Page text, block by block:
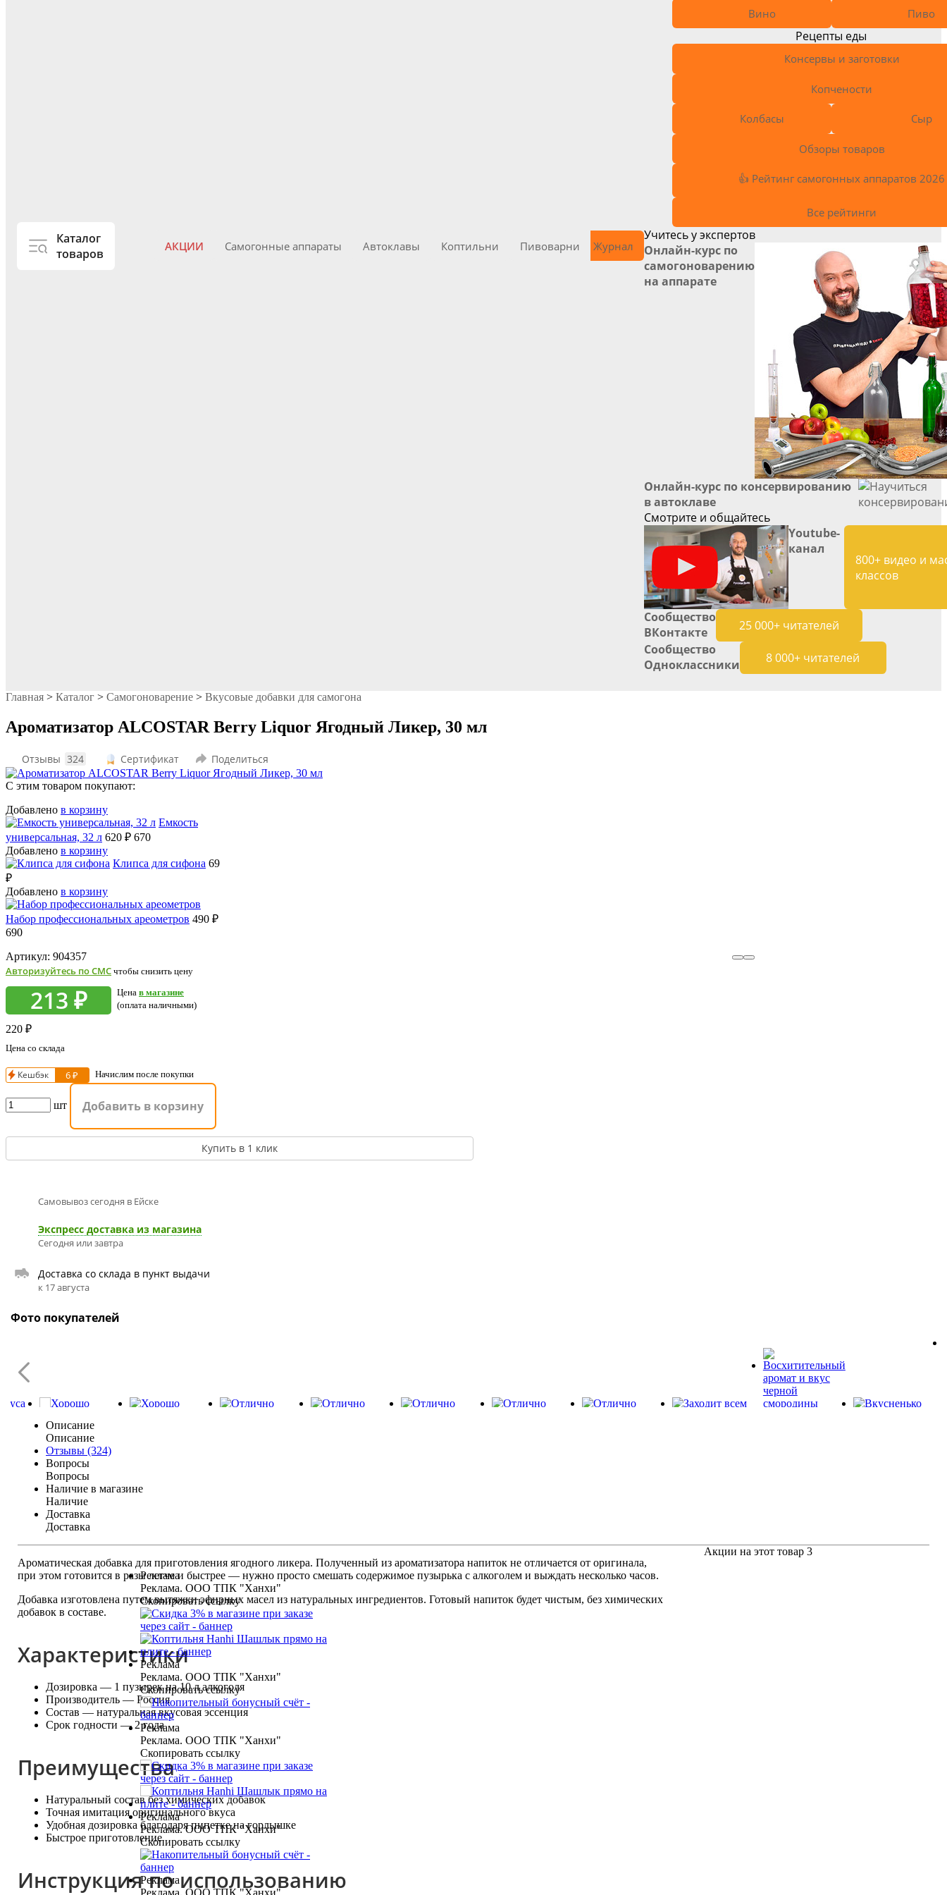
Каталог
товаров
АКЦИИ Самогонные аппараты Автоклавы Коптильни Пивоварни Журнал
Вино Пиво
Рецепты еды
Консервы и заготовки
Копчености
Колбасы Сыр
Обзоры товаров
👍 Рейтинг самогонных аппаратов 2026
Все рейтинги
Учитесь у экспертов
Онлайн-курс по
самогоноварению
на аппарате
Онлайн-курс по консервированию
в автоклаве
Смотрите и общайтесь
Youtube-
канал
800+ видео и
классов
Сообщество
ВКонтакте
25 000+ читателей
Сообщество
Одноклассники
8 000+ читателей
Главная > Каталог > Самогоноварение > Вкусовые добавки для самогона
Ароматизатор ALCOSTAR Berry Liquor Ягодный Ликер, 30 мл
Отзывы 324 Сертификат Поделиться
С этим товаром покупают:
Добавлено в корзину
Емкость
универсальная, 32 л 620 ₽ 670
Добавлено в корзину
Клипса для сифона 69
₽
Добавлено в корзину
Набор профессиональных ареометров 490 ₽
690
Артикул: 904357
Авторизуйтесь по СМС чтобы снизить цену
213 ₽ Цена в магазине
(оплата наличными)
220 ₽
Цена со склада
Кешбэк 6 ₽ Начислим после покупки
шт Добавить в корзину
Купить в 1 клик
Самовывоз сегодня в Ейскe
Экспресс доставка из магазина
Сегодня или завтра
Доставка со склада в пункт выдачи
к 17 августа
Фото покупателей
Описание
Описание
Отзывы (324)
Вопросы
Вопросы
Наличие в магазине
Наличие
Доставка
Доставка
Ароматическая добавка для приготовления ягодного ликера. Полученный из ароматизатора напиток не отличается от оригинала,
при этом готовится в разы легче и быстрее — нужно просто смешать содержимое пузырька с алкоголем и выждать несколько часов.
Добавка изготовлена путем вытяжки эфирных масел из натуральных ингредиентов. Готовый напиток будет чистым, без химических
добавок в составе.
Характеристики
Дозировка — 1 пузырек на 10 л алкоголя
Производитель — Россия
Состав — натуральная вкусовая эссенция
Срок годности — 2 года
Преимущества
Натуральный состав без химических добавок
Точная имитация оригинального вкуса
Удобная дозировка благодаря пипетке на горлышке
Быстрое приготовление
Инструкция по использованию
Акции на этот товар 3
ссылку
ссылку
ТПК "Ханхи"
ссылку
ТПК "Ханхи"